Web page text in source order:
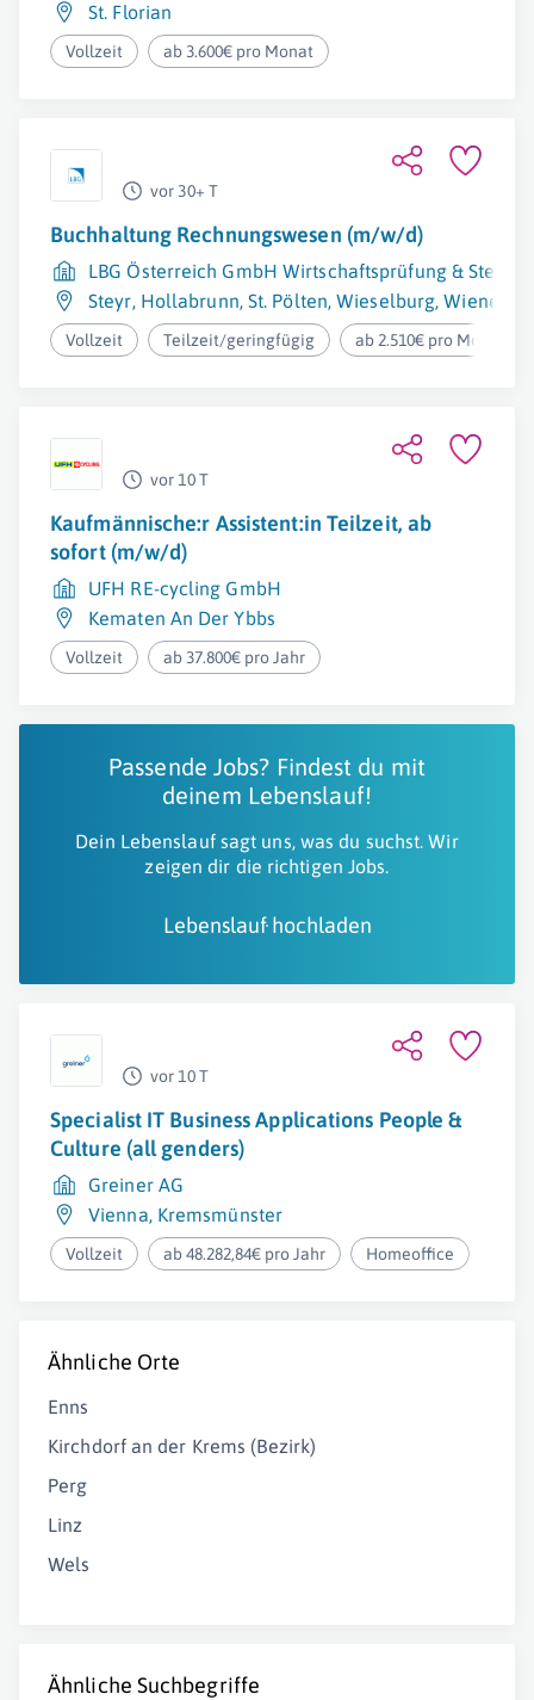
St. Florian
Vollzeit ab 3.600€ pro Monat
vor 30+ T
Buchhaltung Rechnungswesen (m/w/d)
LBG Österreich GmbH Wirtschaftsprüfung &
Steyr, Hollabrunn, St. Pölten,Wieselburg,Wiener
Vollzeit Teilzeit/geringfügig ab 2.510€ pro Monat
vor 10 T
Kaufmännische:r Assistent:in Teilzeit, ab
sofort (m/w/d)
UFH RE-cycling GmbH
Kematen An Der Ybbs
Vollzeit ab 37.800€ pro Jahr
Passende Jobs? Findest du mit
deinem Lebenslauf!
Dein Lebenslauf sagt uns, was du suchst. Wir
zeigen dir die richtigen Jobs.
Lebenslauf hochladen
vor 10 T
Specialist IT Business Applications People &
Culture (all genders)
Greiner AG
Vienna, Kremsmünster
Vollzeit ab 48.282,84€ pro Jahr Homeoffice
Ähnliche Orte
Enns
Kirchdorf an der Krems (Bezirk)
Perg
Linz
Wels
Ähnliche Suchbegriffe